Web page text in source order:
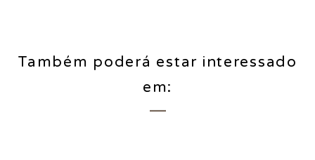
Também poderá estar interessado
em: